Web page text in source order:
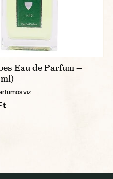
Eau de Parfum —
víz